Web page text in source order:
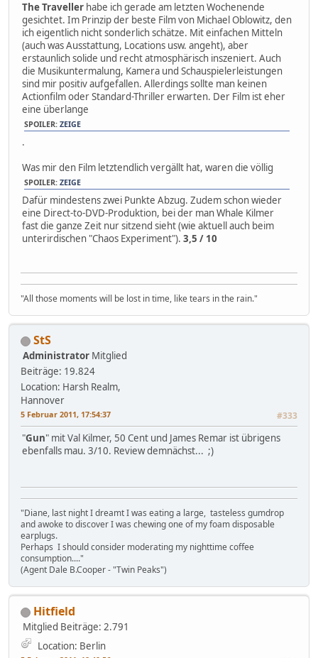
The Traveller habe ich gerade am letzten Wochenende
gesichtet. Im Prinzip der beste Film von Michael Oblowitz, den
ich eigentlich nicht sonderlich schätze. Mit einfachen Mitteln
(auch was Ausstattung, Locations usw. angeht), aber
erstaunlich solide und recht atmosphärisch inszeniert. Auch
die Musikuntermalung, Kamera und Schauspielerleistungen
sind mir positiv aufgefallen. Allerdings sollte man keinen
Actionfilm oder Standard-Thriller erwarten. Der Film ist eher
eine überlange
SPOILER: ZEIGE
.
Was mir den Film letztendlich vergällt hat, waren die völlig
SPOILER: ZEIGE
Dafür mindestens zwei Punkte Abzug. Zudem schon wieder
eine Direct-to-DVD-Produktion, bei der man Whale Kilmer
fast die ganze Zeit nur sitzend sieht (wie aktuell auch beim
unterirdischen "Chaos Experiment"). 3,5 / 10
"All those moments will be lost in time, like tears in the rain."
StS
Administrator Mitglied
Beiträge: 19.824
Location: Harsh Realm,
Hannover
5 Februar 2011, 17:54:37 #333
"Gun" mit Val Kilmer, 50 Cent und James Remar ist übrigens
ebenfalls mau. 3/10. Review demnächst... ;)
"Diane, last night I dreamt I was eating a large, tasteless gumdrop
and awoke to discover I was chewing one of my foam disposable
earplugs.
Perhaps I should consider moderating my nighttime coffee
consumption...."
(Agent Dale B.Cooper - "Twin Peaks")
Hitfield
Mitglied Beiträge: 2.791
Location: Berlin